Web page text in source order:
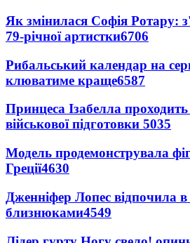
Як змінилася Софія Ротару:
79-річної артистки6706
Рибальський календар на
клюватиме краще6587
Принцеса Ізабелла
військової підготовки 5035
Модель продемонструвала
Греції4630
Дженніфер Лопес відпочила в
близнюками4549